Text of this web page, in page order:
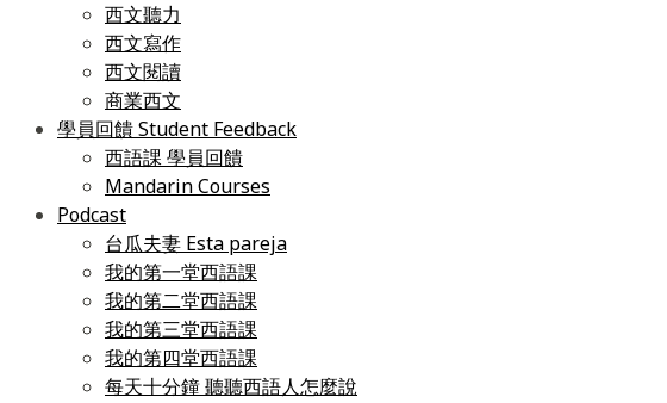
西文聽力
西文寫作
西文閱讀
商業西文
學員回饋 Student Feedback
西語課 學員回饋
Mandarin Courses
Podcast
台瓜夫妻 Esta pareja
我的第一堂西語課
我的第二堂西語課
我的第三堂西語課
我的第四堂西語課
每天十分鐘 聽聽西語人怎麼說